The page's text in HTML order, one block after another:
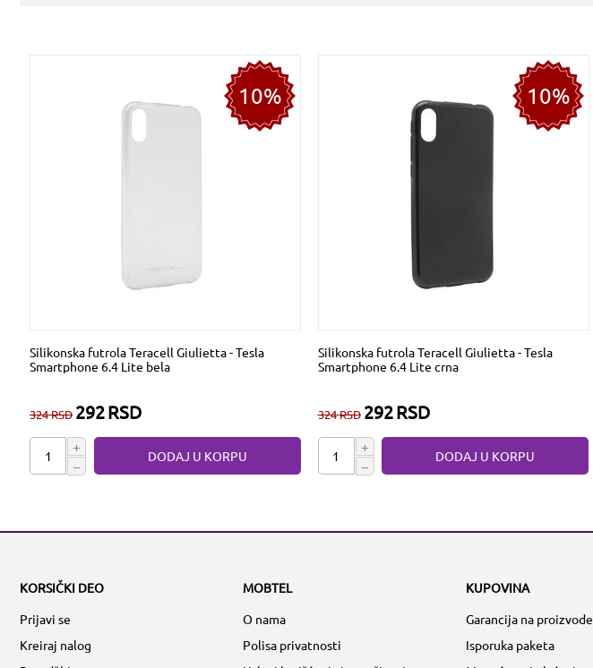
10%
Silikonska futrola Teracell Giulietta - Tesla
Smartphone 6.4 Lite bela
324RSD 292RSD
+
−
DODAJ U KORPU
10%
Silikonska futrola Teracell Giulietta - Tesla
Smartphone 6.4 Lite crna
324RSD 292RSD
+
−
DODAJ U KORPU
KORSIČKI DEO
Prijavi se
Kreiraj nalog
MOBTEL
O nama
Polisa privatnosti
KUPOVINA
Garancija na proizvode
Isporuka paketa